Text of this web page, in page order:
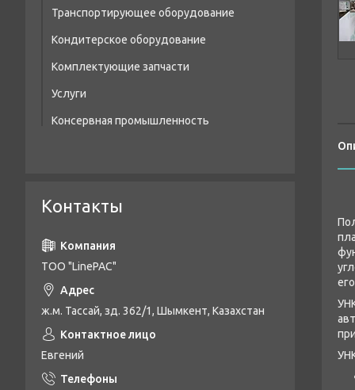
Осушители сжатого воздуха
Ресивера сжатого воздуха
Фильтры сжатого воздуха
Теплообменники
Пресс-формы для ПЭТ
Экструзионные пресс-формы
Готовые пресс-формы
Транспортирующее оборудование
Кондитерское оборудование
Комплектующие запчасти
Датчики
Пневмораспределитель
Пневмоцилиндр
Лампы галогенные
Таймеры
Фитинги
Глушители
Услуги
Консервная промышленность
Контакты
TOO "LinePAC"
ж.м. Тассай, зд. 362/1, Шымкент, Казахстан
Евгений